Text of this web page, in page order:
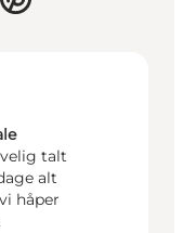
talt
alt
håper